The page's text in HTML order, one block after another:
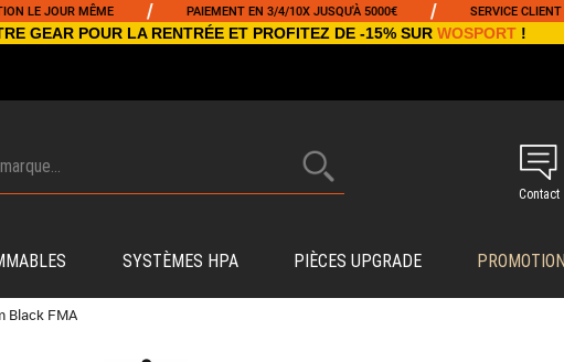
JOUR MÊME / PAIEMENT EN 3/4/10X JUSQU'À 5000€ / SERVICE CLIENT ET
GEAR POUR LA RENTRÉE ET PROFITEZ DE -15% SUR WOSPORT!
Contact
SYSTÈMES HPA PIÈCES UPGRADE
Black FMA